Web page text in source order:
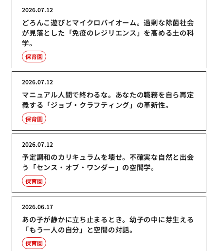
どろんこ遊びとマイクロバイオーム。過剰な除菌社会
が見落とした「免疫のレジリエンス」を高める土の科
学。
2026.07.12
保育園
マニュアル人間で終わるな。あなたの職務を自ら再定
義する「ジョブ・クラフティング」の革新性。
2026.07.12
保育園
予定調和のカリキュラムを壊せ。不確実な自然と出会
う「センス・オブ・ワンダー」の空間学。
2026.07.12
保育園
あの子が静かに立ち止まるとき。幼子の中に芽生える
「もう一人の自分」と空間の対話。
2026.06.17
保育園